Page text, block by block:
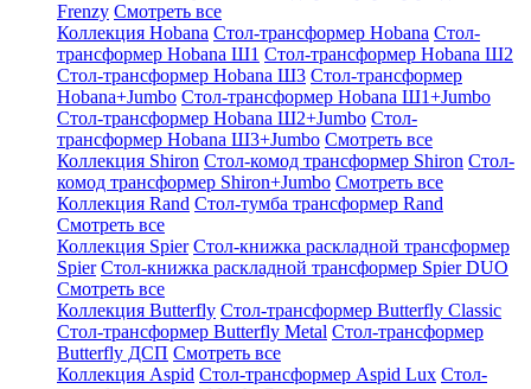
Frenzy Смотреть все
Коллекция Hobana Стол-трансформер Hobana Стол-
трансформер Hobana Ш1 Стол-трансформер Hobana Ш2
Стол-трансформер Hobana Ш3 Стол-трансформер
Hobana+Jumbo Стол-трансформер Hobana Ш1+Jumbo
Стол-трансформер Hobana Ш2+Jumbo Стол-
трансформер Hobana Ш3+Jumbo Смотреть все
Коллекция Shiron Стол-комод трансформер Shiron Стол-
комод трансформер Shiron+Jumbo Смотреть все
Коллекция Rand Стол-тумба трансформер Rand
Смотреть все
Коллекция Spier Стол-книжка раскладной трансформер
Spier Стол-книжка раскладной трансформер Spier DUO
Смотреть все
Коллекция Butterfly Стол-трансформер Butterfly Classic
Стол-трансформер Butterfly Metal Стол-трансформер
Butterfly ДСП Смотреть все
Коллекция Aspid Стол-трансформер Aspid Lux Стол-